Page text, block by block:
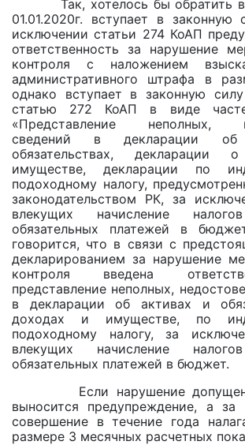
Так, хотелось бы обратить
01.01.2020г. вступает в
исключении статьи 274 КоАП
ответственность за нарушение
контроля с наложением
административного штрафа в
однако вступает в законную
статью 272 КоАП в виде
«Представление неполных,
сведений в декларации
обязательствах,
имуществе, декларации по
подоходному налогу,
законодательством РК, за
влекущих начисление
обязательных платежей в
говорится, что в связи с
декларированием за нарушение
контроля введена
представление неполных,
в декларации об активах и
доходах и имуществе, по
подоходному налогу, за
влекущих начисление
обязательных платежей в бюджет.
Если нарушение допущено
выносится предупреждение, а за
совершение в течение года
размере 3 месячных расчетных